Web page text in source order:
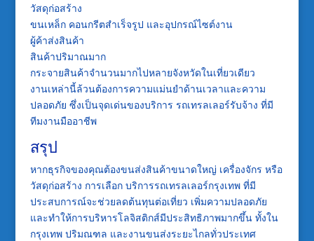
วัสดุก่อสร้าง
ขนเหล็ก คอนกรีตสำเร็จรูป และอุปกรณ์ไซต์งาน
ผู้ค้าส่งสินค้า
สินค้าปริมาณมาก
กระจายสินค้าจำนวนมากไปหลายจังหวัดในเที่ยวเดียว
งานเหล่านี้ล้วนต้องการความแม่นยำด้านเวลาและความ
ปลอดภัย ซึ่งเป็นจุดเด่นของบริการ รถเทรลเลอร์รับจ้าง ที่มี
ทีมงานมืออาชีพ
สรุป
หากธุรกิจของคุณต้องขนส่งสินค้าขนาดใหญ่ เครื่องจักร หรือ
วัสดุก่อสร้าง การเลือก บริการรถเทรลเลอร์กรุงเทพที่มี
ประสบการณ์จะช่วยลดต้นทุนต่อเที่ยว เพิ่มความปลอดภัย
และทำให้การบริหารโลจิสติกส์มีประสิทธิภาพมากขึ้น ทั้งใน
กรุงเทพ ปริมณฑล และงานขนส่งระยะไกลทั่วประเทศ